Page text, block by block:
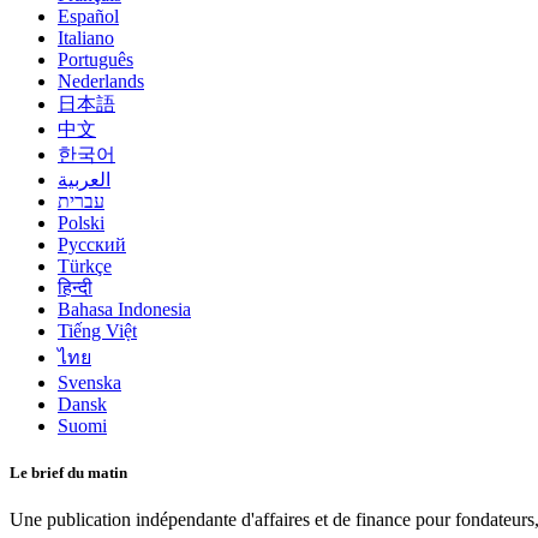
Español
Italiano
Português
Nederlands
日本語
中文
한국어
العربية
עברית
Polski
Русский
Türkçe
हिन्दी
Bahasa Indonesia
Tiếng Việt
ไทย
Svenska
Dansk
Suomi
Le brief du matin
Une publication indépendante d'affaires et de finance pour